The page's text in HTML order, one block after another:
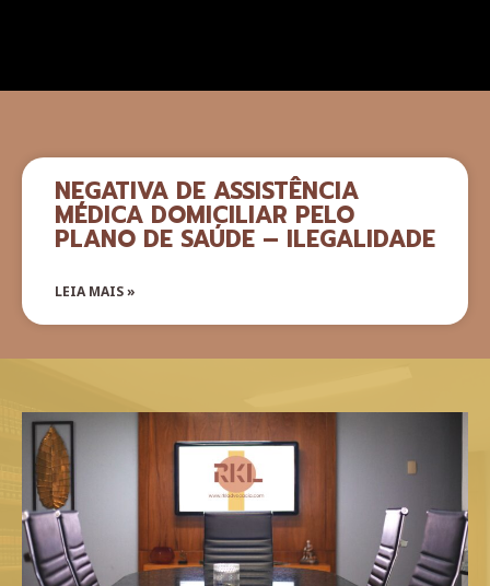
NEGATIVA DE ASSISTÊNCIA
MÉDICA DOMICILIAR PELO
PLANO DE SAÚDE – ILEGALIDADE
LEIA MAIS »